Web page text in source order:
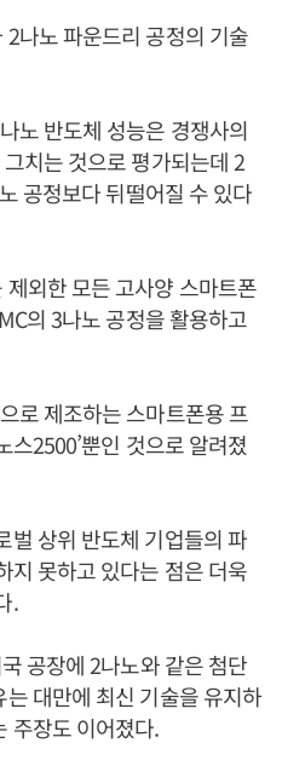
나노 파운드리 공정의 기술
노 반도체 성능은 경쟁사의
치는 것으로 평가되는데 2
공정보다 뒤떨어질 수 있다
외한 모든 고사양 스마트폰
의 3나노 공정을 활용하고
로 제조하는 스마트폰용 프
스2500’뿐인 것으로 알려졌
벌 상위 반도체 기업들의 파
지 못하고 있다는 점은 더욱
.
공장에 2나노와 같은 첨단
대만에 최신 기술을 유지하
주장도 이어졌다.